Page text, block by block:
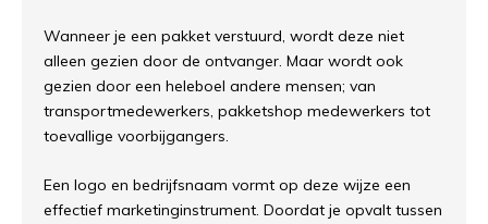
Wanneer je een pakket verstuurd, wordt deze niet
alleen gezien door de ontvanger. Maar wordt ook
gezien door een heleboel andere mensen; van
transportmedewerkers, pakketshop medewerkers tot
toevallige voorbijgangers.
Een logo en bedrijfsnaam vormt op deze wijze een
effectief marketinginstrument. Doordat je opvalt tussen